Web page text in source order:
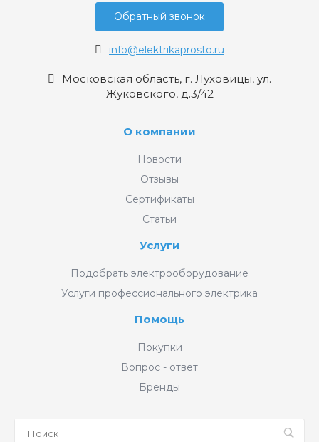
Обратный звонок
info@elektrikaprosto.ru
Московская область, г. Луховицы, ул.
Жуковского, д.3/42
О компании
Новости
Отзывы
Сертификаты
Статьи
Услуги
Подобрать электрооборудование
Услуги профессионального электрика
Помощь
Покупки
Вопрос - ответ
Бренды